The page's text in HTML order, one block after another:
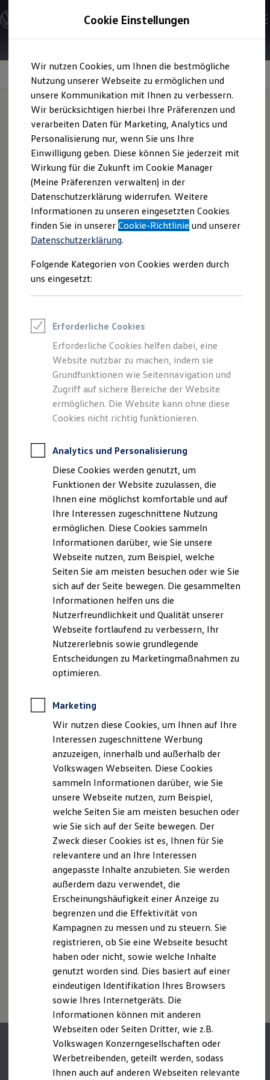
Hauptinhalt
springen
Footer
springen
Modelle & Konfigurator
Nutzfahrzeugkategorien entdecken
Modelle konfigurieren
Vorgängermodelle und Oldtimer
Vorgängermodelle
Oldtimer
Bulli Historie
Branchenlösungen & Gewerbekunden
Umbaulösungen und Hersteller finden
Auf- und Umbauten entdecken & konfigurieren
Groß- und Sonderkunden
Großkunden
Kommunen & Behörden
Journalisten
Sportvereine
Branchenlösungen
Bau & Handwerk
Gewerbliche Personenbeförderung
Service & mobile Werkstätten
Kurier, Logistik & Handel
Kühlfahrzeuge
Feuerwehr
ONE Business ID Vorteile
Fahrzeuge online kaufen
Digitaler Marktplatz
Kauf & Finanzierung
Online-Fahrzeugbewertung
Aktionen & Angebote
E-Auto-Förderung
Für Privatkunden
Für Gewerbekunden
Profi Paket
ProfiPartner für Gebrauchtwagen
Finanzierung
Für Privatkunden
Für Gewerbekunden
Leasing
Für Privatkunden
Für Gewerbekunden
Versicherungen & Garantien
Garantien
Kfz-Versicherung für Nutzfahrzeuge
Restschuldversicherung
Wartungsverträge
Besitzer & Service
Reparatur & Service
Sommer-Special
Reparatur, Pflege & Inspektion
Servicetermin anfragen
Service-Vorteile bei Volkswagen Nutzfahrzeuge
ServicePlus
Economy Service
Räder & Reifen Service
Notdienst und Pannenhilfe
Software, Konnektivität & Apps
California App
VW Connect für Ihren ID. Buzz
VW Connect für Ihren Transporter/Caravelle
VW Connect für Ihren Amarok
VW Connect für andere Modelle
Connect Pro
Fleet Interface Data
Multistop Pathfinder
Übersicht Software Updates
Digitales Bordbuch
Fahrerassistenz- und Sicherheitssysteme
Kontrollleuchten
Batterieverordnung
XTL-Dieselkraftstoff
Ersatzteile und Betriebsflüssigkeiten
Original Zubehör und Lifestyle Produkte
myVolkswagen
myVolkswagen Business
Elektrisch & Autonom
Elektro - & Hybridfahrzeuge
Unser Ansatz
Klimafreundlicher Strom
Reichweite & Ladelösungen
Reichweitensimulator
Ladezeitensimulator
Ladelösungen für Privatkunden
Ladelösungen für Gewerbekunden
Bidirektionales Laden
Förderung & Kosten der Elektrofahrzeuge
Fördermöglichkeiten für Privatkunden
Information
Für eine ausgewogene
Position beim Campen:
Auffahrkeile
Gerade in den Bergen sind sie unentbehrlich, um stabil und
gerade zu stehen. Das Modell von unserem Partner
THULE
wird euch gute Dienste leisten und nimmt nicht
viel Stauraum weg.
Nutzungsbedingungen
Datenschutzerklärungen
Cookie-Richtlinie
Lizenzhinweise Dritter
Angaben zum Digital Service Act (DSA)
EU Data Act
Produktsicherheitsinformationen
Rückrufe
Vorschriften
Händlersuche
Newsletter
VERTRAG WIDERRUFEN
Disclaimer von Volkswagen AG
Die in dieser Darstellung gezeigten Fahrzeuge und
Ausstattungen können in einzelnen Details vom aktuellen
deutschen Lieferprogramm abweichen. Abgebildet sind
teilweise Sonderausstattungen der Fahrzeuge gegen
Bitte beachten Sie auch unseren Konfigurator für eine
Die angegebenen Verbrauchs- und Emissionswerte beziehen
sich nicht auf ein einzelnes Fahrzeug und sind nicht Bestandteil
des Angebots, sondern dienen allein Vergleichszwecken
zwischen den verschiedenen Fahrzeugtypen.
Zusatzausstattungen und Zubehör (Anbauteile, Reifenformat
usw.) können relevante Fahrzeugparameter, wie
z. B.
Rollwiderstand und Aerodynamik verändern und neben
Witterungs- und Verkehrsbedingungen sowie dem
individuellen Fahrverhalten den Kraftstoffverbrauch, den
Stromverbrauch, die CO₂-Emissionen und die
Fahrleistungswerte eines Fahrzeugs beeinflussen.
Weitere Informationen zum offiziellen Kraftstoffverbrauch und
den offiziellen spezifischen CO₂-Emissionen neuer
Personenkraftwagen können dem „Leitfaden über den
Kraftstoffverbrauch, die CO₂-Emissionen und den
Stromverbrauch neuer Personenkraftwagen“ entnommen
werden, der an allen Verkaufsstellen und bei der DAT
Deutsche Automobil Treuhand GmbH, Hellmuth-Hirth-Str. 1, D-
73760 Ostfildern oder unterwww.dat.de/co2erhältlich ist.
Cookie Einstellungen
Wir nutzen Cookies, um Ihnen die bestmögliche
Nutzung unserer Webseite zu ermöglichen und
unsere Kommunikation mit Ihnen zu verbessern.
Wir berücksichtigen hierbei Ihre Präferenzen und
verarbeiten Daten für Marketing, Analytics und
Personalisierung nur, wenn Sie uns Ihre
Einwilligung geben. Diese können Sie jederzeit mit
Wirkung für die Zukunft im Cookie Manager
(Meine Präferenzen verwalten) in der
Datenschutzerklärung widerrufen. Weitere
Informationen zu unseren eingesetzten Cookies
finden Sie in unsererCookie-Richtlinie und unserer
Datenschutzerklärung.
Folgende Kategorien von Cookies werden durch
uns eingesetzt:
Erforderliche Cookies
Erforderliche Cookies helfen dabei, eine
Website nutzbar zu machen, indem sie
Grundfunktionen wie Seitennavigation und
Zugriff auf sichere Bereiche der Website
ermöglichen. Die Website kann ohne diese
Cookies nicht richtig funktionieren.
Analytics und Personalisierung
Diese Cookies werden genutzt, um
Funktionen der Website zuzulassen, die
Ihnen eine möglichst komfortable und auf
Ihre Interessen zugeschnittene Nutzung
ermöglichen. Diese Cookies sammeln
Informationen darüber, wie Sie unsere
Webseite nutzen, zum Beispiel, welche
Seiten Sie am meisten besuchen oder wie Sie
sich auf der Seite bewegen. Die gesammelten
Informationen helfen uns die
Nutzerfreundlichkeit und Qualität unserer
Webseite fortlaufend zu verbessern, Ihr
Nutzererlebnis sowie grundlegende
Entscheidungen zu Marketingmaßnahmen zu
optimieren.
Marketing
Wir nutzen diese Cookies, um Ihnen auf Ihre
Interessen zugeschnittene Werbung
anzuzeigen, innerhalb und außerhalb der
Volkswagen Webseiten. Diese Cookies
sammeln Informationen darüber, wie Sie
unsere Webseite nutzen, zum Beispiel,
welche Seiten Sie am meisten besuchen oder
wie Sie sich auf der Seite bewegen. Der
Zweck dieser Cookies ist es, Ihnen für Sie
relevantere und an Ihre Interessen
angepasste Inhalte anzubieten. Sie werden
außerdem dazu verwendet, die
Erscheinungshäufigkeit einer Anzeige zu
begrenzen und die Effektivität von
Kampagnen zu messen und zu steuern. Sie
registrieren, ob Sie eine Webseite besucht
haben oder nicht, sowie welche Inhalte
genutzt worden sind. Dies basiert auf einer
eindeutigen Identifikation Ihres Browsers
sowie Ihres Internetgeräts. Die
Informationen können mit anderen
Webseiten oder Seiten Dritter, wie z.B.
Volkswagen Konzerngesellschaften oder
Werbetreibenden, geteilt werden, sodass
Ihnen auch auf anderen Webseiten relevante